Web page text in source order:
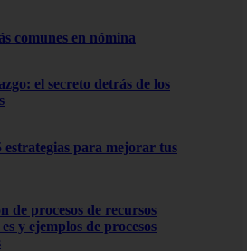
comunes en nómina
el secreto detrás de los
estrategias para mejorar tus
de procesos de recursos
y ejemplos de procesos